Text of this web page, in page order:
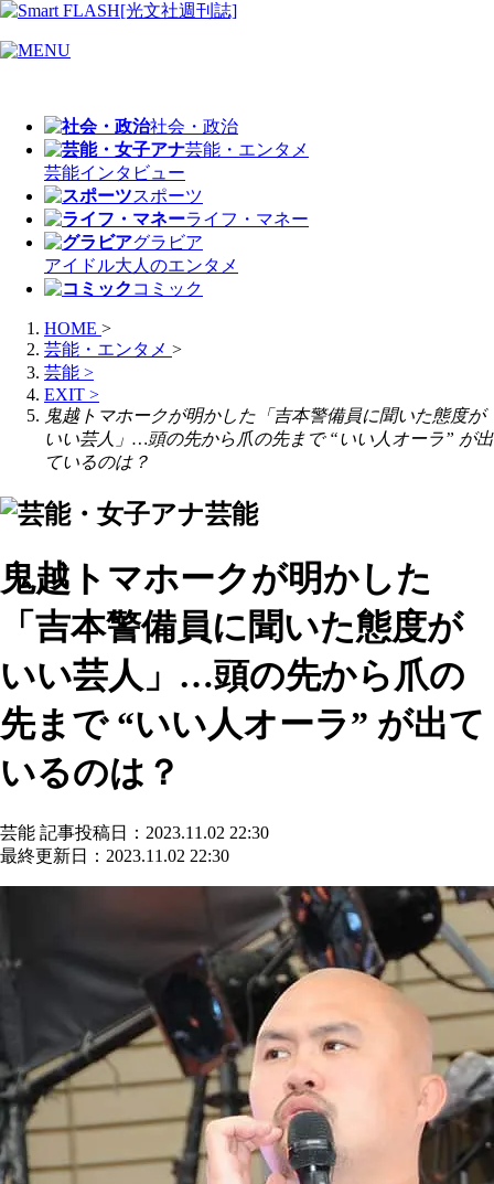
社会・政治
芸能・エンタメ
芸能インタビュー
スポーツ
ライフ・マネー
グラビア
アイドル大人のエンタメ
コミック
HOME >
芸能・エンタメ >
芸能 >
EXIT >
鬼越トマホークが明かした「吉本警備員に聞いた態度が
いい芸人」…頭の先から爪の先まで “いい人オーラ” が出
ているのは？
芸能
鬼越トマホークが明かした
「吉本警備員に聞いた態度が
いい芸人」…頭の先から爪の
先まで “いい人オーラ” が出て
いるのは？
芸能 記事投稿日：2023.11.02 22:30
最終更新日：2023.11.02 22:30